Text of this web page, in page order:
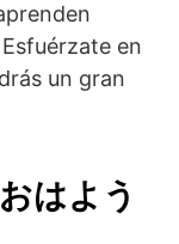
en
un gran
はよう